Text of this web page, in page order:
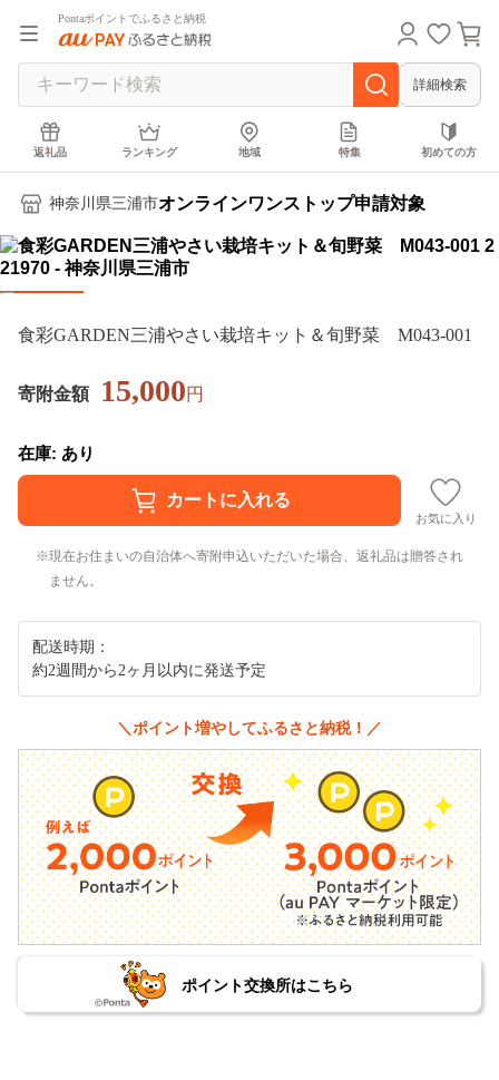
Pontaポイントでふるさと納税
詳細検索
返礼品 ランキング 地域 特集 初めての方
神奈川県三浦市オンラインワンストップ申請対象
食彩GARDEN三浦やさい栽培キット＆旬野菜 M043-001
寄附金額 15,000円
在庫: あり
お気に入り
現在お住まいの自治体へ寄附申込いただいた場合、返礼品は贈答され
ません。
配送時期：
約2週間から2ヶ月以内に発送予定
＼ポイント増やしてふるさと納税！／
ポイント交換所はこちら